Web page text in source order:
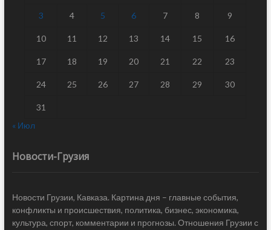
3 4 5 6 7 8 9
10 11 12 13 14 15 16
17 18 19 20 21 22 23
24 25 26 27 28 29 30
31
« Июл
Новости-Грузия
Новости Грузии, Кавказа. Картина дня – главные события,
конфликты и происшествия, политика, бизнес, экономика,
культура, спорт, комментарии и прогнозы. Отношения Грузии с